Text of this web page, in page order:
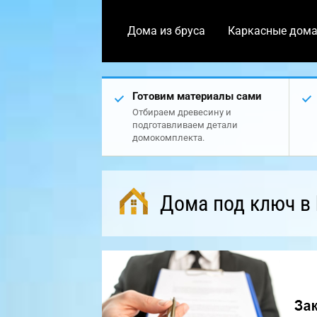
Дома из бруса Каркасные дома
Готовим материалы сами
Отбираем древесину и
подготавливаем детали
домокомплекта.
Дома под ключ в